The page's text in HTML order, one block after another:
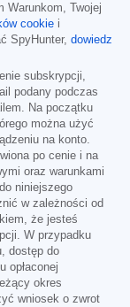
Warunkom, Twojej
cookie i
SpyHunter, dowiedz
subskrypcji,
podany podczas
Na początku
można użyć
na konto.
po cenie i na
oraz warunkami
niniejszego
w zależności od
że jesteś
W przypadku
dostęp do
opłaconej
okres
wniosek o zwrot